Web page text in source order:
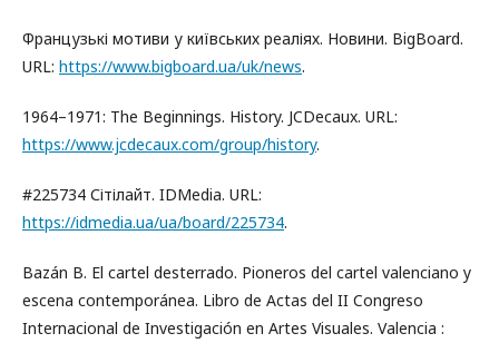
Французькі мотиви у київських реаліях. Новини. BigBoard.
URL: https://www.bigboard.ua/uk/news.
1964–1971: The Beginnings. History. JCDecaux. URL:
https://www.jcdecaux.com/group/history.
#225734 Сітілайт. IDMedia. URL:
https://idmedia.ua/ua/board/225734.
Bazán B. El cartel desterrado. Pioneros del cartel valenciano y
escena contemporánea. Libro de Actas del II Congreso
Internacional de Investigación en Artes Visuales. Valencia :